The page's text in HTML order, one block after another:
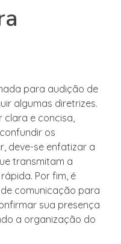
para audição de
algumas diretrizes.
clara e concisa,
os
deve-se enfatizar a
transmitam a
Por fim, é
comunicação para
sua presença
a organização do